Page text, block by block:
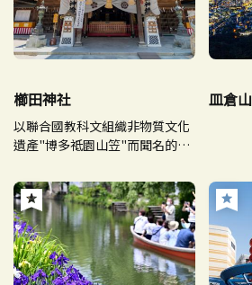
櫛田神社
以聯合國教科文組織非物質文化
遺產"博多祗園山笠"而聞名的博
皿倉山